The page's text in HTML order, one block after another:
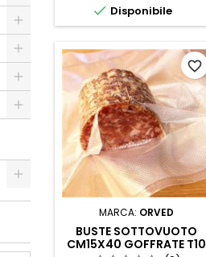
 Disponibile
MARCA: ORVED
BUSTE SOTTOVUOTO
CM15X40 GOFFRATE T10
favorite_border